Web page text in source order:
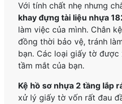
Với tính chất nhẹ nhưng
khay đựng tài liệu nhựa
làm việc của mình. Chân
đồng thời bảo vệ, tránh
bạn. Các loại giấy tờ
tầm mắt của bạn.
Kệ hồ sơ nhựa 2 tầng lắp
xử lý giấy tờ vốn rất đau